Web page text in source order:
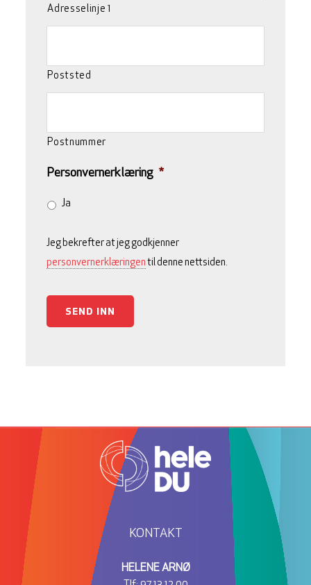
Adresselinje 1
Poststed
Postnummer
Personvernerklæring *
Ja
Jeg bekrefter at jeg godkjenner
personvernerklæringen til denne nettsiden.
SEND INN
KONTAKT
HELENE ARNØ